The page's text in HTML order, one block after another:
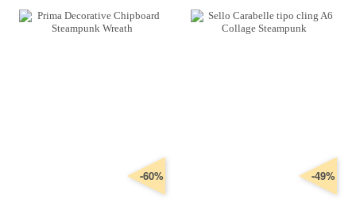
-60% -49%